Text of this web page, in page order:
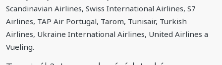
Scandinavian Airlines, Swiss International Airlines, S7
Airlines, TAP Air Portugal, Tarom, Tunisair, Turkish
Airlines, Ukraine International Airlines, United Airlines a
Vueling.